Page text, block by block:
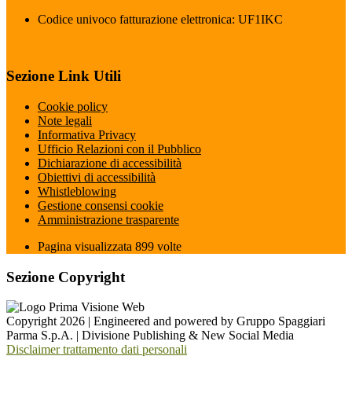
Codice univoco fatturazione elettronica: UF1IKC
Sezione Link Utili
Cookie policy
Note legali
Informativa Privacy
Ufficio Relazioni con il Pubblico
Dichiarazione di accessibilità
Obiettivi di accessibilità
Whistleblowing
Gestione consensi cookie
Amministrazione trasparente
Pagina visualizzata 899 volte
Sezione Copyright
Copyright 2026 | Engineered and powered by Gruppo Spaggiari
Parma S.p.A. | Divisione Publishing & New Social Media
Disclaimer trattamento dati personali